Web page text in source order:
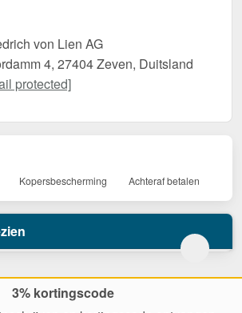
von Lien AG
4, 27404 Zeven, Duitsland
protected]
Kopersbescherming Achteraf betalen
3% kortingscode